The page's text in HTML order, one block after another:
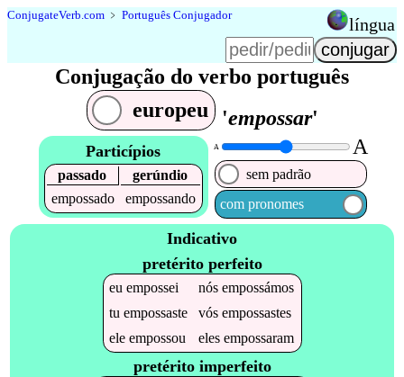
ConjugateVerb.com ﹥ Português Conjugador língua
Conjugação do verbo português
europeu
'empossar'
Particípios
passado
gerúndio
empossado
empossando
A A
sem padrão
com pronomes
Indicativo
pretérito perfeito
euempossei nósempossámos
tuempossaste vósempossastes
eleempossou elesempossaram
pretérito imperfeito